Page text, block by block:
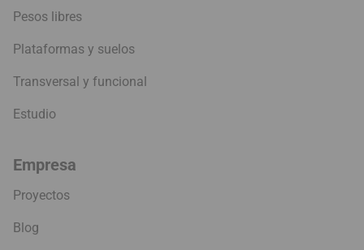
Pesos libres
Plataformas y suelos
Transversal y funcional
Estudio
Empresa
Proyectos
Blog